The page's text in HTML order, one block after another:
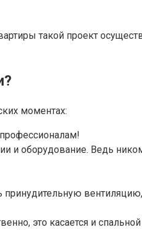
такой проект
моментах:
и оборудование. Ведь
это касается и